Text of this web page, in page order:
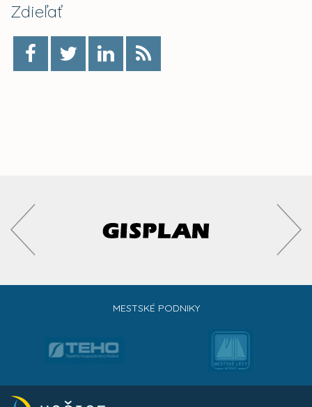
Zdieľať
MESTSKÉ PODNIKY